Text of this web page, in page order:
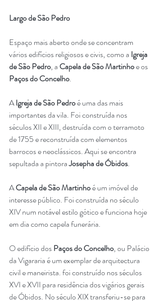
Largo de São Pedro
Espaço mais aberto onde se concentram
vários edifícios religiosos e civis, como a Igreja
de São Pedro, a Capela de São Martinho e os
Paços do Concelho.
A Igreja de São Pedro é uma das mais
importantes da vila. Foi construída nos
séculos XII e XIII, destruída com o terramoto
de 1755 e reconstruída com elementos
barrocos e neoclássicos. Aqui se encontra
sepultada a pintora Josepha de Óbidos.
A Capela de São Martinho é um imóvel de
interesse público. Foi construída no século
XIV num notável estilo gótico e funciona hoje
em dia como capela funerária.
O edifício dos Paços do Concelho, ou Palácio
da Vigararia é um exemplar de arquitectura
civil e maneirista. foi construído nos séculos
XVI e XVII para residência dos vigários gerais
de Óbidos. No século XIX transferiu-se para